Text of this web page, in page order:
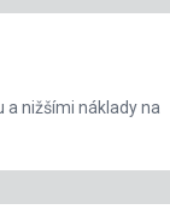
a nižšími náklady na